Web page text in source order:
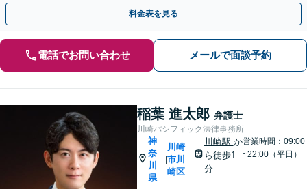
料金表を見る
電話でお問い合わせ メールで面談予約
稲葉 進太郎 弁護士
川崎パシフィック法律事務所
神
奈
川
県
|
川崎
市川
崎区
川崎駅 か
ら徒歩1
分
営業時間：09:00
~22:00（平日）